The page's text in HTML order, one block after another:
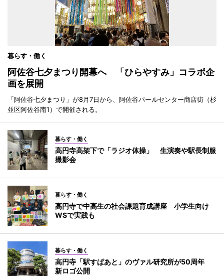
暮らす・働く
阿佐谷七夕まつり開幕へ 「ひらやすみ」コラボ企
画を展開
「阿佐谷七夕まつり」が8月7日から、阿佐谷パールセンター商店街（杉
並区阿佐谷南1）で開催される。
暮らす・働く
高円寺高架下で「ラジオ体操」 生演奏や駅長制服
撮影会
暮らす・働く
高円寺で中高生の社会課題育成講座 小学生向け
WSで実践も
暮らす・働く
高円寺「駅すぱあと」のヴァル研究所が50周年
新ロゴ公開